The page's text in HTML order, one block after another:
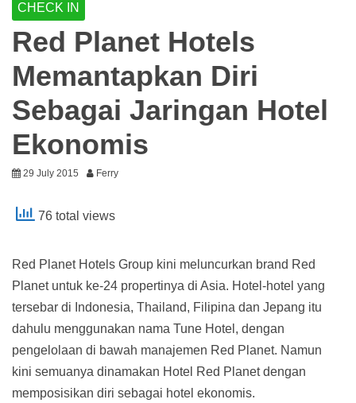
CHECK IN
Red Planet Hotels
Memantapkan Diri
Sebagai Jaringan Hotel
Ekonomis
29 July 2015 Ferry
76 total views
Red Planet Hotels Group kini meluncurkan brand Red
Planet untuk ke-24 propertinya di Asia. Hotel-hotel yang
tersebar di Indonesia, Thailand, Filipina dan Jepang itu
dahulu menggunakan nama Tune Hotel, dengan
pengelolaan di bawah manajemen Red Planet. Namun
kini semuanya dinamakan Hotel Red Planet dengan
memposisikan diri sebagai hotel ekonomis.